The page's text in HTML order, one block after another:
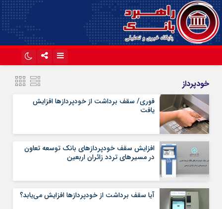
آپارات
خودپرداز
فوری/ سقف برداشت از خودپردازها افزایش
یافت
افزایش سقف خودپردازهای بانک توسعه تعاون
در مسیرهای تردد زائران اربعین
آیا سقف برداشت از خودپردازها افزایش می‌یابد؟